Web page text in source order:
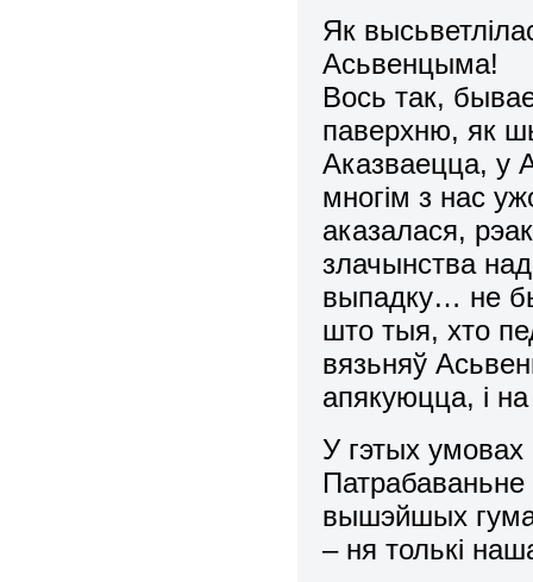
Як
Асьвенцыма!
Вось так,
паверхню, як
Аказваецца, у
многім з нас
аказалася,
злачынства
выпадку… не
што тыя, хто
вязьняў
апякуюцца, і
У гэтых умовах
вышэйшых
– ня толькі